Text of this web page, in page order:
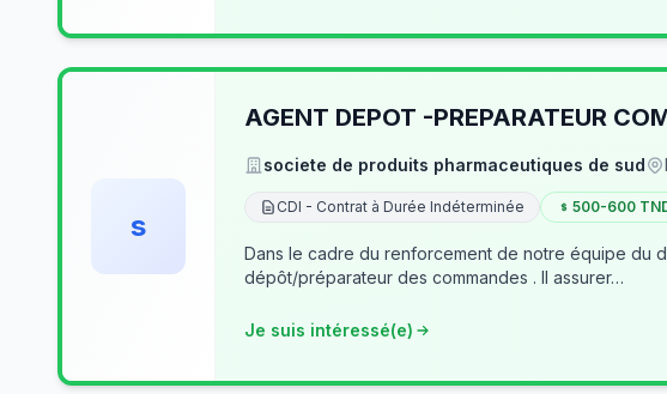
s
AGENT DEPOT -PREPARATEUR
societe de produits pharmaceutiques de sud
CDI - Contrat à Durée Indéterminée 500-600
Dans le cadre du renforcement de notre équipe du dépôt, notre société
dépôt/préparateur des commandes . Il assurer…
Je suis intéressé(e)